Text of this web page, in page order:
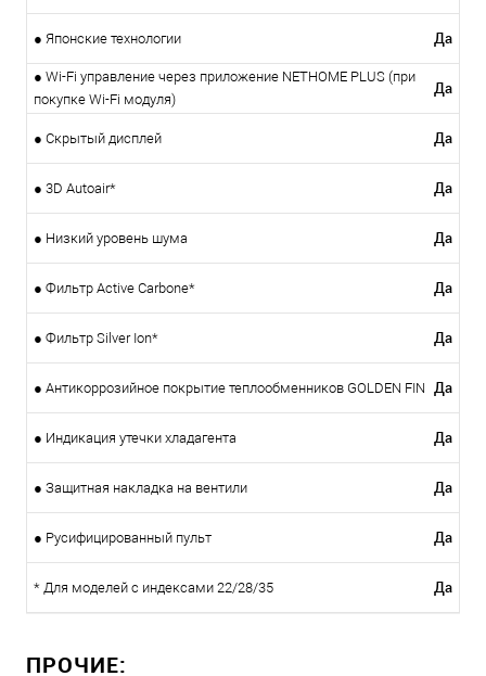
● Японские технологии Да
● Wi-Fi управление через приложение NETHOME PLUS (при
покупке Wi-Fi модуля)
Да
● Скрытый дисплей Да
● 3D Autoair* Да
● Низкий уровень шума Да
● Фильтр Active Carbone* Да
● Фильтр Silver Ion* Да
● Антикоррозийное покрытие теплообменников GOLDEN FIN Да
● Индикация утечки хладагента Да
● Защитная накладка на вентили Да
● Русифицированный пульт Да
* Для моделей c индексами 22/28/35 Да
ПРОЧИЕ: